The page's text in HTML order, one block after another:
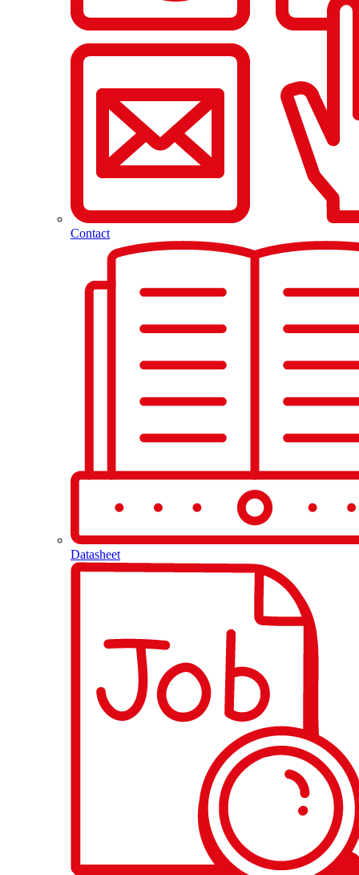
Contact
Datasheet